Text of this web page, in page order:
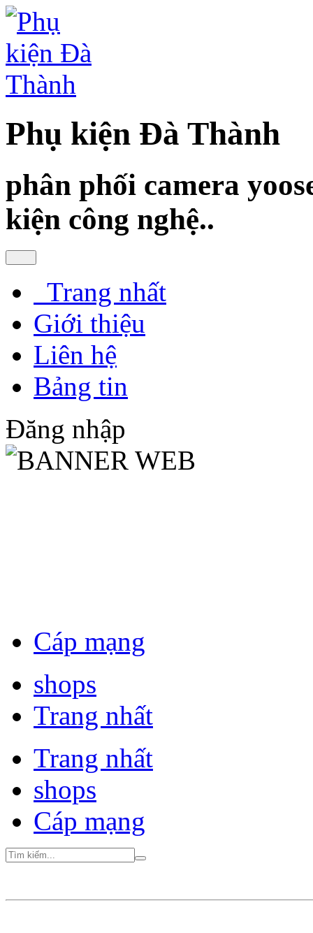
Phụ kiện Đà Thành
phân phối camera
kiện công nghệ..
Trang nhất
Giới thiệu
Liên hệ
Bảng tin
Đăng nhập
Cáp mạng
shops
Trang nhất
Trang nhất
shops
Cáp mạng